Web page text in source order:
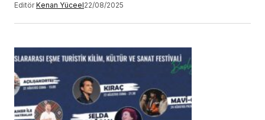
Editör Kenan Yüceel22/08/2025